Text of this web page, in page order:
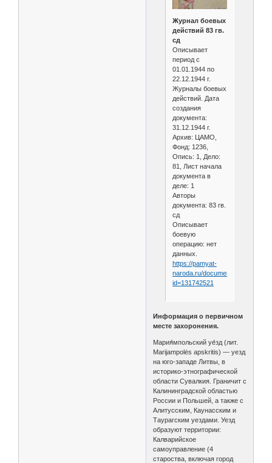
Журнал боевых
действий 83 гв.
сд
Описывает
период с
01.01.1944 по
22.12.1944 г.
Журналы боевых
действий. Дата
создания
документа:
31.12.1944 г.
Архив: ЦАМО,
Фонд: 1236,
Опись: 1, Дело:
81, Лист начала
документа в
деле: 1
Авторы
документа: 83 гв.
сд
Описывает
боевую
операцию: нет
данных.
https://pamyat-
naroda.ru/documents/view/?
id=131742521
Информация о первичном
месте захоронения.
Мария́мпольский уе́зд (лит.
Marijampolės apskritis) — уезд
на юго-западе Литвы, в
историко-этнографической
области Сувалкия. Граничит с
Калининградской областью
России и Польшей, а также с
Алитусским, Каунасским и
Таурагским уездами. Уезд
образуют территории:
Калварийское
самоуправление (4
староства, включая город